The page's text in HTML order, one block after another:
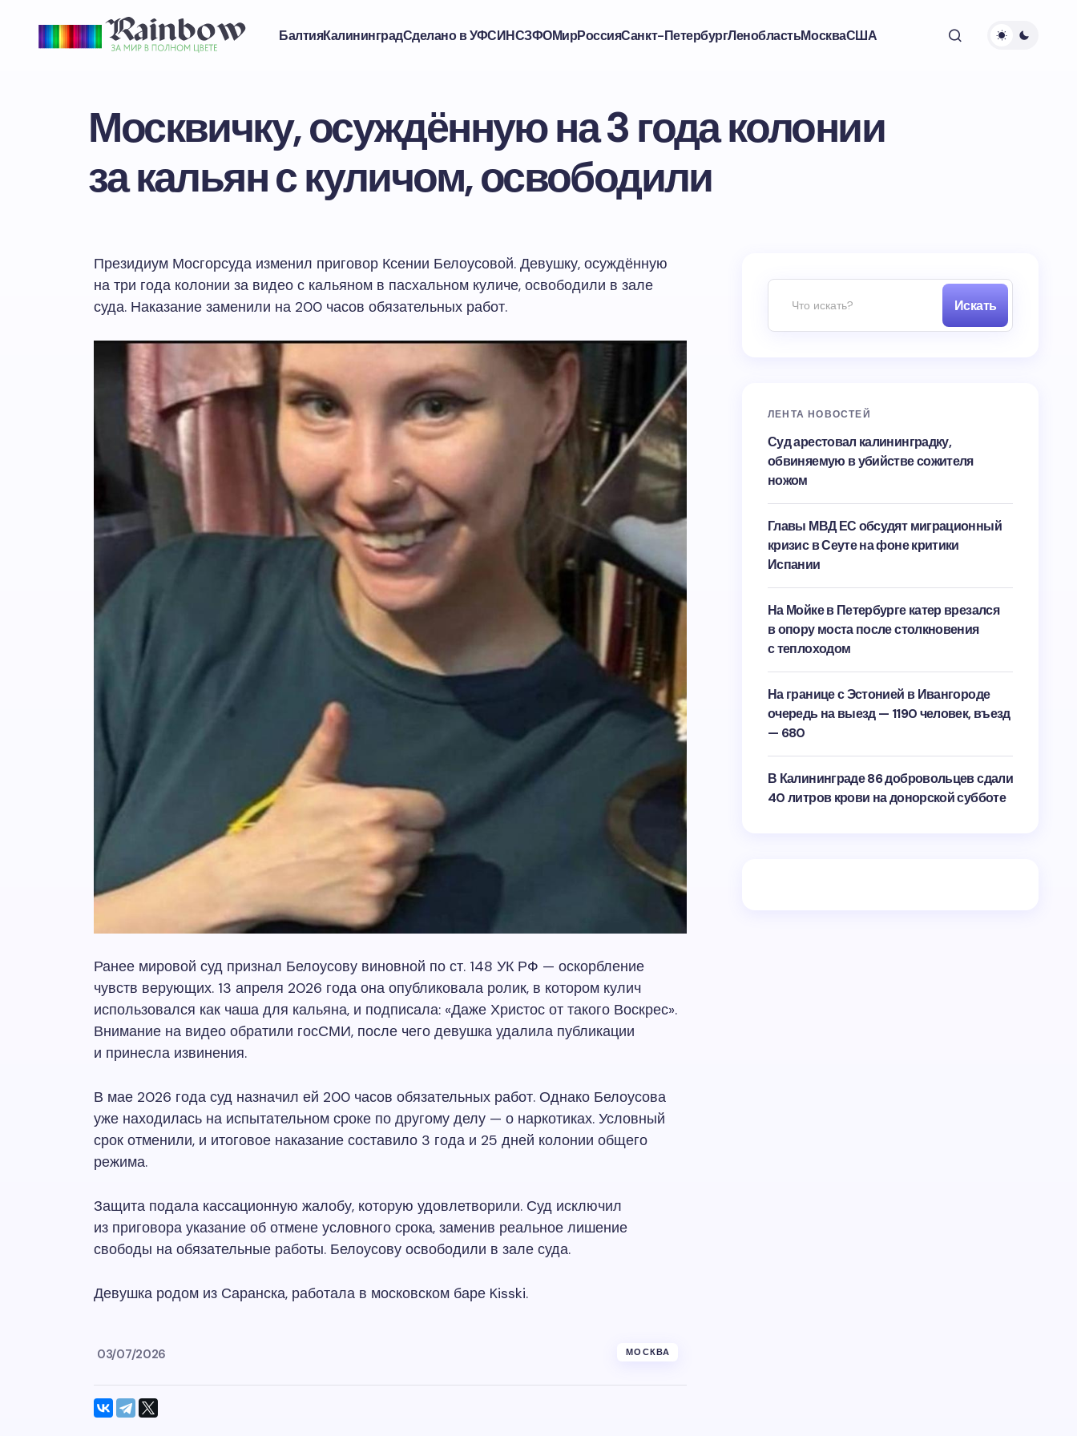
БалтияКалининградСделано в УФСИНСЗФОМирРоссияСанкт-ПетербургЛенобластьМоскваСША
Москвичку, осуждённую на 3 года колонии
за кальян с куличом, освободили
Президиум Мосгорсуда изменил приговор Ксении Белоусовой. Девушку, осуждённую
на три года колонии за видео с кальяном в пасхальном куличе, освободили в зале
суда. Наказание заменили на 200 часов обязательных работ.
Ранее мировой суд признал Белоусову виновной по ст. 148 УК РФ — оскорбление
чувств верующих. 13 апреля 2026 года она опубликовала ролик, в котором кулич
использовался как чаша для кальяна, и подписала: «Даже Христос от такого Воскрес».
Внимание на видео обратили госСМИ, после чего девушка удалила публикации
и принесла извинения.
В мае 2026 года суд назначил ей 200 часов обязательных работ. Однако Белоусова
уже находилась на испытательном сроке по другому делу — о наркотиках. Условный
срок отменили, и итоговое наказание составило 3 года и 25 дней колонии общего
режима.
Защита подала кассационную жалобу, которую удовлетворили. Суд исключил
из приговора указание об отмене условного срока, заменив реальное лишение
свободы на обязательные работы. Белоусову освободили в зале суда.
Девушка родом из Саранска, работала в московском баре Kisski.
03/07/2026 МОСКВА
Искать
ЛЕНТА НОВОСТЕЙ
Суд арестовал калининградку,
обвиняемую в убийстве сожителя
ножом
Главы МВД ЕС обсудят миграционный
кризис в Сеуте на фоне критики
Испании
На Мойке в Петербурге катер врезался
в опору моста после столкновения
с теплоходом
На границе с Эстонией в Ивангороде
очередь на выезд — 1190 человек, въезд
— 680
В Калининграде 86 добровольцев сдали
40 литров крови на донорской субботе